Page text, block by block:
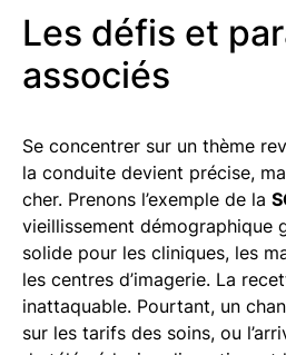
Les défis et
associés
Se concentrer sur un thème
la conduite devient précise,
cher. Prenons l’exemple de la
vieillissement démographique
solide pour les cliniques, les
les centres d’imagerie. La
inattaquable. Pourtant, un
sur les tarifs des soins, ou